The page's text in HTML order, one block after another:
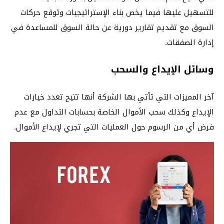
للتسهيل عليها فيما يخص بناء الإستراتيجيات وتوقع حركات
السوق مع تقديم تقارير دورية عن حالة السوق للمساعدة في
إدارة الصفقات.
وسائل الإيداع والسحب
آخر المميزات التي تأتي بها الشركة أنها تتيح تعدد خيارات
الإيداع وكذلك سحب الأموال الخاصة بحسابات التداول مع عدم
فرض أي من الرسوم حول العمليات التي تجري لإيداع الأموال.